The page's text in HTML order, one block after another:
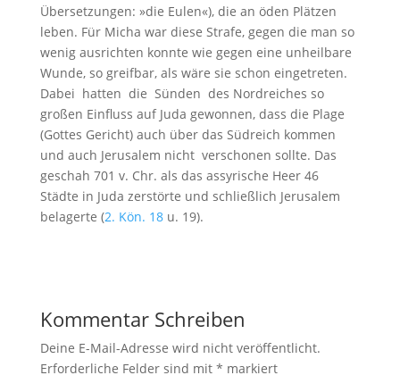
Übersetzungen: »die Eulen«), die an öden Plätzen
leben. Für Micha war diese Strafe, gegen die man so
wenig ausrichten konnte wie gegen eine unheilbare
Wunde, so greifbar, als wäre sie schon eingetreten.
Dabei hatten die Sünden des Nordreiches so
großen Einfluss auf Juda gewonnen, dass die Plage
(Gottes Gericht) auch über das Südreich kommen
und auch Jerusalem nicht verschonen sollte. Das
geschah 701 v. Chr. als das assyrische Heer 46
Städte in Juda zerstörte und schließlich Jerusalem
belagerte (2. Kön. 18u. 19).
Kommentar Schreiben
Deine E-Mail-Adresse wird nicht veröffentlicht.
Erforderliche Felder sind mit * markiert